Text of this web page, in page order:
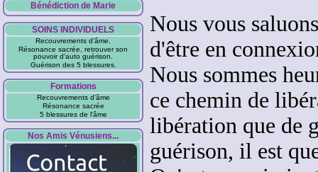
Bénédiction de Marie
SOINS INDIVIDUELS
Recouvrements d'âme.
Résonance sacrée, retrouver son
pouvoir d'auto guérison.
Guérison des 5 blessures.
Formations
Recouvrements d'âme
Résonance sacrée
5 blessures de l'âme
Nos Amis Vénusiens...
Nous vous
d'être en
Nous sommes
ce chemin de
libération que de
guérison, il est